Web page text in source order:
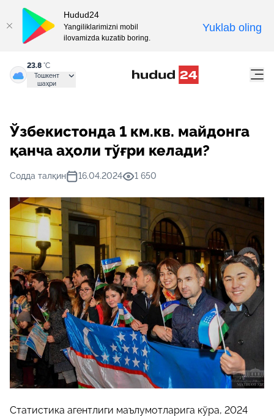
23.8 °C
Тошкент
шаҳри
Ўзбекистонда 1 км.кв. майдонга
қанча аҳоли тўғри келади?
Содда талқин 16.04.2024 1 650
Статистика агентлиги маълумотларига кўра, 2024
Hudud24
Yangiliklarimizni mobil
ilovamizda kuzatib boring.
Yuklab oling